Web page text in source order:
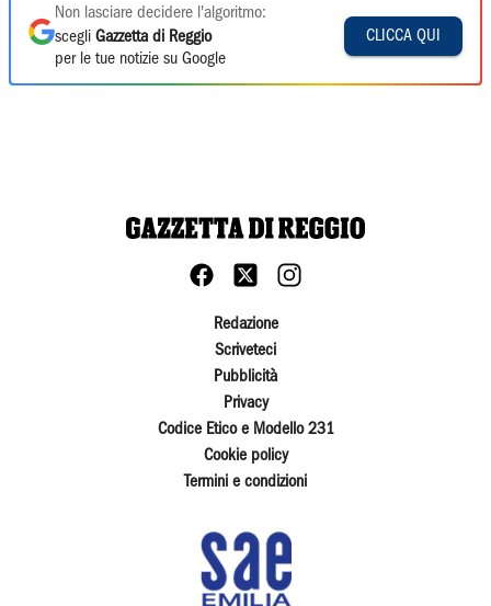
Non lasciare decidere l'algoritmo:
scegli Gazzetta di Reggio
per le tue notizie su Google
CLICCA QUI
Redazione
Scriveteci
Pubblicità
Privacy
Codice Etico e Modello 231
Cookie policy
Termini e condizioni